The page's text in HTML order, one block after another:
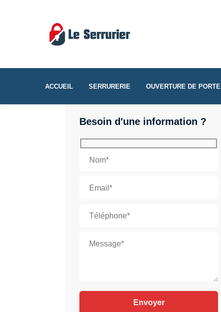
ACCUEIL SERRURERIE OUVERTURE DE PORTE
Besoin d'une information ?